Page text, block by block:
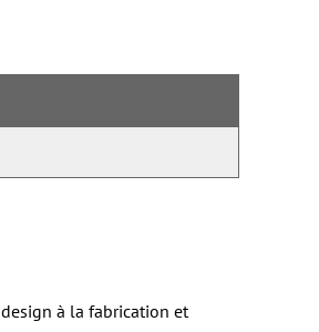
à la fabrication et